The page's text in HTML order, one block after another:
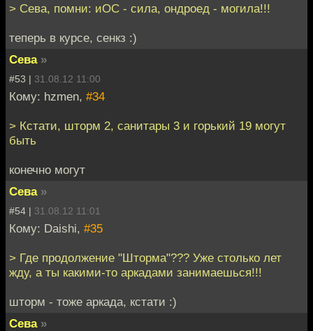
> Сева, помни: иОС - сила, ондроед - могила!!!
теперь в курсе, сенкз :)
Сева »
#53 | 31.08.12 11:00
Кому: hzmen, #34
> Кстати, шторм 2, санитары 3 и горький 19 могут
быть
конечно могут
Сева »
#54 | 31.08.12 11:01
Кому: Daishi, #35
> Где продолжение "Шторма"??? Уже столько лет
жду, а ты какими-то аркадами занимаешься!!!
шторм - тоже аркада, кстати :)
Сева »